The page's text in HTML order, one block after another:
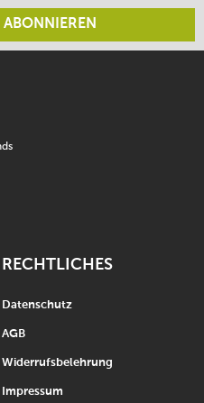
ABONNIEREN
RECHTLICHES
Datenschutz
AGB
Widerrufsbelehrung
Impressum